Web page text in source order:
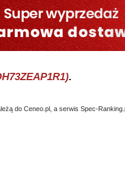
.
do Ceneo.pl, a serwis Spec-